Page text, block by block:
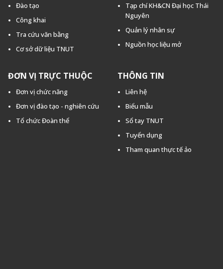
Đào tạo
Công khai
Tra cứu văn bằng
Cơ sở dữ liệu TNUT
Tạp chí KH&CN Đại học Thái
Nguyên
Quản lý nhân sự
Nguồn học liệu mở
ĐƠN VỊ TRỰC THUỘC
Đơn vị chức năng
Đơn vị đào tạo - nghiên cứu
Tổ chức Đoàn thể
THÔNG TIN
Liên hệ
Biểu mẫu
Sổ tay TNUT
Tuyển dụng
Tham quan thực tế ảo